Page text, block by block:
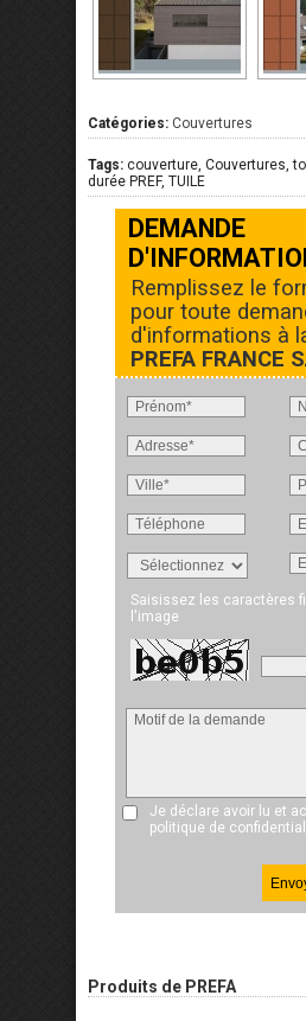
Catégories: Couvertures
Tags: couverture, Couvertures,
durée PREF, TUILE
DEMANDE
Remplissez le
pour toute
d'informations à
PREFA FRANCE
Saisissez les caractères
l'image
Je déclare avoir lu et
politique de
Produits de PREFA